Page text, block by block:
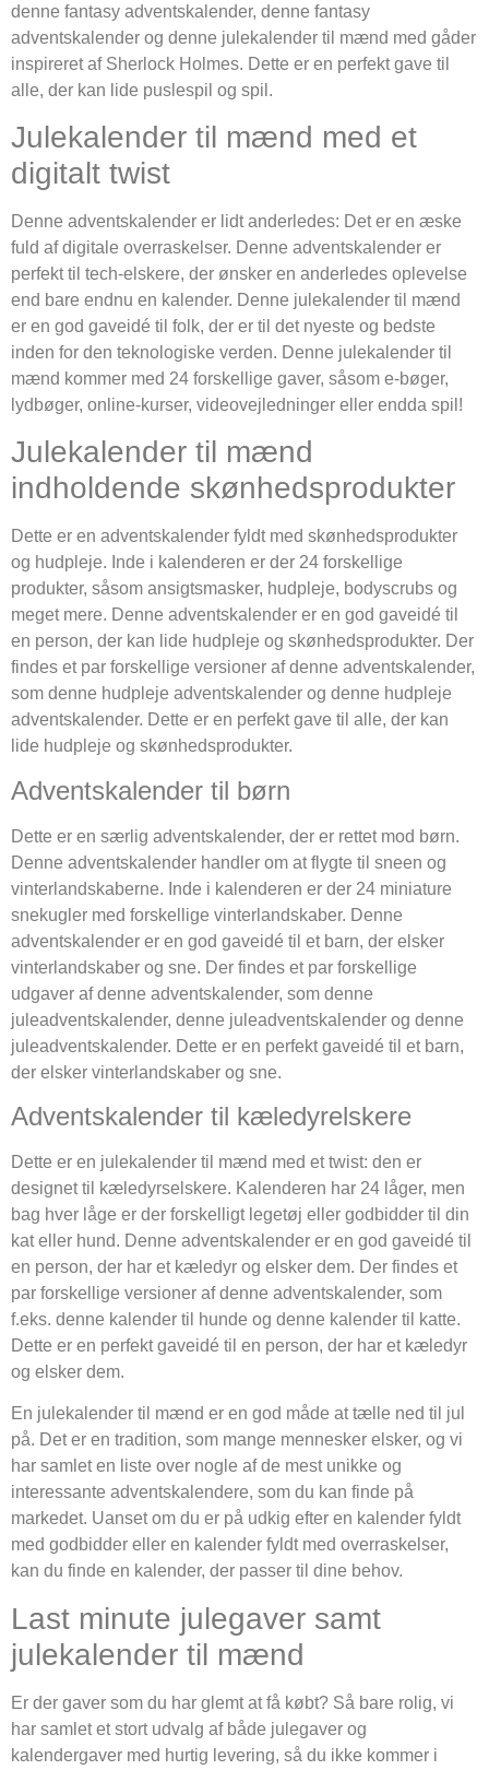
denne fantasy adventskalender, denne fantasy
adventskalender og denne julekalender til mænd med gåder
inspireret af Sherlock Holmes. Dette er en perfekt gave til
alle, der kan lide puslespil og spil.
Julekalender til mænd med et
digitalt twist
Denne adventskalender er lidt anderledes: Det er en æske
fuld af digitale overraskelser. Denne adventskalender er
perfekt til tech-elskere, der ønsker en anderledes oplevelse
end bare endnu en kalender. Denne julekalender til mænd
er en god gaveidé til folk, der er til det nyeste og bedste
inden for den teknologiske verden. Denne julekalender til
mænd kommer med 24 forskellige gaver, såsom e-bøger,
lydbøger, online-kurser, videovejledninger eller endda spil!
Julekalender til mænd
indholdende skønhedsprodukter
Dette er en adventskalender fyldt med skønhedsprodukter
og hudpleje. Inde i kalenderen er der 24 forskellige
produkter, såsom ansigtsmasker, hudpleje, bodyscrubs og
meget mere. Denne adventskalender er en god gaveidé til
en person, der kan lide hudpleje og skønhedsprodukter. Der
findes et par forskellige versioner af denne adventskalender,
som denne hudpleje adventskalender og denne hudpleje
adventskalender. Dette er en perfekt gave til alle, der kan
lide hudpleje og skønhedsprodukter.
Adventskalender til børn
Dette er en særlig adventskalender, der er rettet mod børn.
Denne adventskalender handler om at flygte til sneen og
vinterlandskaberne. Inde i kalenderen er der 24 miniature
snekugler med forskellige vinterlandskaber. Denne
adventskalender er en god gaveidé til et barn, der elsker
vinterlandskaber og sne. Der findes et par forskellige
udgaver af denne adventskalender, som denne
juleadventskalender, denne juleadventskalender og denne
juleadventskalender. Dette er en perfekt gaveidé til et barn,
der elsker vinterlandskaber og sne.
Adventskalender til kæledyrelskere
Dette er en julekalender til mænd med et twist: den er
designet til kæledyrselskere. Kalenderen har 24 låger, men
bag hver låge er der forskelligt legetøj eller godbidder til din
kat eller hund. Denne adventskalender er en god gaveidé til
en person, der har et kæledyr og elsker dem. Der findes et
par forskellige versioner af denne adventskalender, som
f.eks. denne kalender til hunde og denne kalender til katte.
Dette er en perfekt gaveidé til en person, der har et kæledyr
og elsker dem.
En julekalender til mænd er en god måde at tælle ned til jul
på. Det er en tradition, som mange mennesker elsker, og vi
har samlet en liste over nogle af de mest unikke og
interessante adventskalendere, som du kan finde på
markedet. Uanset om du er på udkig efter en kalender fyldt
med godbidder eller en kalender fyldt med overraskelser,
kan du finde en kalender, der passer til dine behov.
Last minute julegaver samt
julekalender til mænd
Er der gaver som du har glemt at få købt? Så bare rolig, vi
har samlet et stort udvalg af både julegaver og
kalendergaver med hurtig levering, så du ikke kommer i